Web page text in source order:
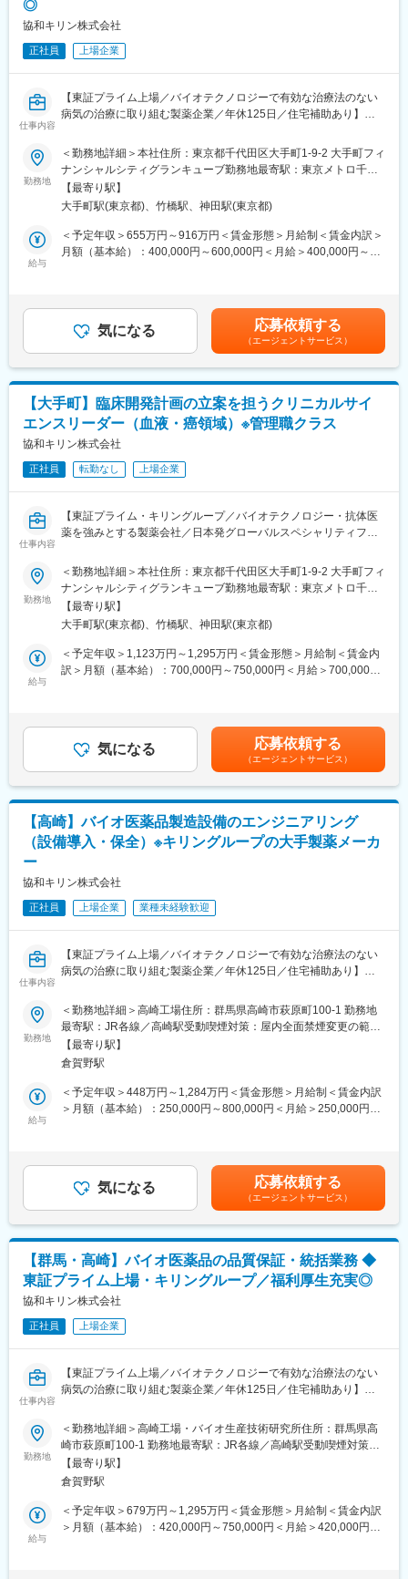
ーバルに活躍するキャリア形成に繋がります
取得したメンバーも複数在籍しています
の革新的な医薬品開発をすすめており、充実した組織・業務・育
成体制で最先端の研究開発に携わることができます
析技術に関する研究開発にチャレンジできます
◇医薬品開発の初期段階～上市後の製品ライフサイクルまで関わ
れる
初期開発から上市に向けた後期開発及び承認申請、上市後の製品
略に関する経験を幅広く積むことができます
ップクラス」の研究開発型ライフサイエンス企業への飛躍を目標
に掲げる中期経営計画を始動。“グローバル競争力の向上・イノベ
ーションへの挑戦・卓越した業務プロセスの追求・健康の豊かさ
の実現”を4本柱とする戦略を打ち出しており、計画は順調に推移
しています。
変更の範囲：会社の定める業務
◎
協和キリン株式会社
正社員 上場企業
仕事内容
【東証プライム上場／バイオテクノロジーで有効な治療法のない
病気の治療に取り組む製薬企業／年休125日／住宅補助あり】
■業務内容
臨床開発メンバーと協働し治験の品質確保を積極的に推進すると
ともに、治験全体の品質を担保するためにOversight・指導を行う
ことで円滑な治験実施と治験の質向上に寄与する。臨床試験実施
中の品質担保に関わるタスク・課題について臨床開発メンバーを
サポートすることで解決を図る。
(1)Quality
■ポジションの魅力
・グローバルスペシャリティファーマへの飛躍を掲げ、Globalで
して、開発の基盤となるQuality Managementに携わることで、臨
床開発や臨床開発における品質活動への貢献ができるとともに、
自身のキャリア形成の強みになる。
・臨床開発全体におけるGlobal業務プロセス構築に向けた品質確
保活動（Clinical Quality Compliance業務）担当者として開発関連
部署とも密に連携し、臨床試験の多岐に渡る業務に関わることで
臨床試験全体の業務を把握することができる。
■当社について
・協和キリンは、「ライフサイエンスとテクノロジーの進歩を追
献します」という企業理念を掲げています。抗体技術を核とした
バイオテクノロジーを強みとしながら、バイオ医薬品で培った研
究開発力と製造技術力を最大限駆使し、次世代の抗体医薬や新た
な低分子創薬に加えて、核酸医薬および再生医療の4つのモダリテ
・「骨・ミネラル」と「血液がん・難治性血液疾患」、「希少疾
患」を重点疾患領域として設定し、同社の強みである抗体技術を
シャリティファーマとなることを目指しています。
変更の範囲：会社の定める業務
勤務地
＜勤務地詳細＞本社住所：東京都千代田区大手町1-9-2 大手町フィ
ナンシャルシティグランキューブ勤務地最寄駅：東京メトロ千代
田線／大手町駅受動喫煙対策：屋内全面禁煙変更の範囲：会社の
定める事業所
【最寄り駅】
大手町駅(東京都)、竹橋駅、神田駅(東京都)
給与
＜予定年収＞655万円～916万円＜賃金形態＞月給制＜賃金内訳＞
月額（基本給）：400,000円～600,000円＜月給＞400,000円～
なる）：78,000円（東京・独身・最大）116,000円（東京・3人以
下・最大額）、143,000円（東京、4人以上・最大額）賃金はあく
までも目安の金額であり、選考を通じて上下する可能性がありま
す。月給(月額)は固定手当を含めた表記です。
気になる 応募依頼する
（エージェントサービス）
【大手町】臨床開発計画の立案を担うクリニカルサイ
エンスリーダー（血液・癌領域）※管理職クラス
協和キリン株式会社
正社員 転勤なし 上場企業
仕事内容
【東証プライム・キリングループ／バイオテクノロジー・抗体医
薬を強みとする製薬会社／日本発グローバルスペシャリティファ
■業務内容
主にHematology及びOncology領域（特に血液癌領域）での戦略
立案から試験実施、規制当局対応、KOLとの連携まで、臨床開発
の全工程をリードします。
・臨床開発計画の立案
・各疾患領域における臨床開発計画の立案（後期開発品における
・国内外のKey Opinion Leader（KOL）およびRegulatory
Agencyとの折衝・協議
■ポジションの魅力
国内外の医薬品開発をリードし、グローバルな視点・多彩な人
脈・最先端の知識を獲得しながら、社会に直接貢献できるやりが
クリニカルサイエンスリーダーとして、グローバル開発または国
◇多様な専門家との協働
開発候補品の価値最大化を目指す臨床開発計画の策定において、
Opinion Leaderなどと緊密に連携。多様な視点に触れながら、キ
ャリアに資する幅広い知識と実務経験を積めます（導入評価時も
含む）。
◇変化に強い知識とスキルの獲得
い計画立案を通じ、最新の開発トレンドや技術、各国の規制を習
得できます。
◇患者中心の社会貢献を実感
臨床開発計画の立案を通じ、患者さんを中心に据えて「本当に社
会が求める価値」を形にし、責任を持って実行することで、医療
への意義ある貢献を実感できます。
変更の範囲：会社の定める業務
勤務地
＜勤務地詳細＞本社住所：東京都千代田区大手町1-9-2 大手町フィ
ナンシャルシティグランキューブ勤務地最寄駅：東京メトロ千代
田線／大手町駅受動喫煙対策：屋内全面禁煙変更の範囲：会社の
定める事業所
【最寄り駅】
大手町駅(東京都)、竹橋駅、神田駅(東京都)
給与
＜予定年収＞1,123万円～1,295万円＜賃金形態＞月給制＜賃金内
訳＞月額（基本給）：700,000円～750,000円＜月給＞700,000円
なる）：78,000円（東京・独身・最大）116,000円（東京・3人以
下・最大額）、143,000円（東京、4人以上・最大額）賃金はあく
までも目安の金額であり、選考を通じて上下する可能性がありま
す。月給(月額)は固定手当を含めた表記です。
気になる 応募依頼する
（エージェントサービス）
【高崎】バイオ医薬品製造設備のエンジニアリング
（設備導入・保全）※キリングループの大手製薬メーカ
ー
協和キリン株式会社
正社員 上場企業 業種未経験歓迎
仕事内容
【東証プライム上場／バイオテクノロジーで有効な治療法のない
病気の治療に取り組む製薬企業／年休125日／住宅補助あり】
■業務内容
＜エンジニアリング＞
・新規設備導入、改造：製造設備の新設および既存設備の増設や
改造に関するプロジェクトマネジメント（計画立案、基本設計、
工事管理、適格性評価）
＜メンテナンス＞
・プロセス設備の保全業務
価、キャリブレーション、保全手順作成・維持、計画・報告
・その他：設備関連逸脱の再発防止策検討、業務委託先（グルー
プエンジニアリング会社）との連携・マネジメント
高崎地区では、事業成長に伴い、自社のエンジニアリング組織を
立ち上げ、人員強化を行っています。中長期の設備計画立案や設
備投資予算編成、GMP基準の構築・見直し、各プロジェクトのマ
ネジメント、予防保全の予知保全化など、自社エンジニアリング
組織の成長に伴い、個人としてもキャリアの幅を広げることがで
きます。
■求める人物像
・達成すべきゴールを定め、それに向かい自ら戦略/方法を考え、
推し進めていく能力をお持ちの方
・社内外の利害関係者と適切な関係を築くことができるコミュニ
ケーション能力をお持ちの方
・明るく、前向きなキャラクターの方
当社はバイオ医薬品／抗体技術に特化しながら、海外展開を重点
的に進めている国内トップクラスの製薬メーカーです。
勤務地
＜勤務地詳細＞高崎工場住所：群馬県高崎市萩原町100-1 勤務地
最寄駅：JR各線／高崎駅受動喫煙対策：屋内全面禁煙変更の範
囲：会社の定める事業所
【最寄り駅】
倉賀野駅
給与
＜予定年収＞448万円～1,284万円＜賃金形態＞月給制＜賃金内訳
＞月額（基本給）：250,000円～800,000円＜月給＞250,000円～
を考慮の上、決定します。賃金はあくまでも目安の金額であり、
選考を通じて上下する可能性があります。月給(月額)は固定手当を
含めた表記です。
気になる 応募依頼する
（エージェントサービス）
【群馬・高崎】バイオ医薬品の品質保証・統括業務 ◆
東証プライム上場・キリングループ／福利厚生充実◎
協和キリン株式会社
正社員 上場企業
仕事内容
【東証プライム上場／バイオテクノロジーで有効な治療法のない
病気の治療に取り組む製薬企業／年休125日／住宅補助あり】
■業務内容
GMPに沿った品質保証業務
以下に示した業務の内、ご経験に合わせて業務内容を決定致しま
す。
・異常・逸脱
・変更管理
・バリデーション
勤務地
＜勤務地詳細＞高崎工場・バイオ生産技術研究所住所：群馬県高
崎市萩原町100-1 勤務地最寄駅：JR各線／高崎駅受動喫煙対策：
屋内全面禁煙変更の範囲：会社の定める事業所
【最寄り駅】
倉賀野駅
給与
＜予定年収＞679万円～1,295万円＜賃金形態＞月給制＜賃金内訳
＞月額（基本給）：420,000円～750,000円＜月給＞420,000円～